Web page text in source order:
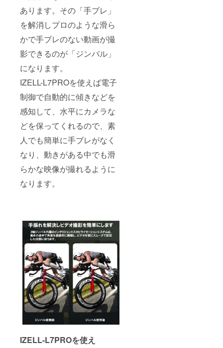
あります。その「手ブレ」
を解消しプロのような滑ら
かで手ブレのない動画が撮
影できるのが「ジンバル」
になります。
IZELL-L7PROを使えば電子
制御で自動的に傾きなどを
感知して、水平にカメラな
どを保ってくれるので、素
人でも簡単に手ブレがなく
なり、動きがある中でも滑
らかな映像が撮れるように
なります。
IZELL-L7PROを使え